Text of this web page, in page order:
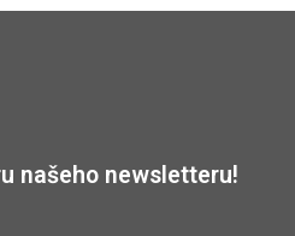
našeho newsletteru!